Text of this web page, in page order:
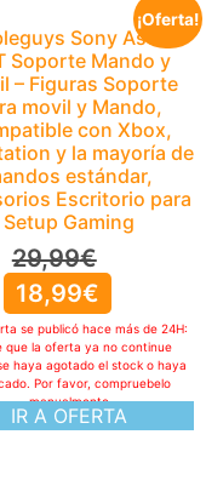
¡Oferta!
Sony Astro
Soporte Mando y
– Figuras Soporte
movil y Mando,
con Xbox,
y la mayoría de
estándar,
Escritorio para
Setup Gaming
29,99€
18,99€
IR A OFERTA
se publicó hace más de 24H:
que la oferta ya no continue
haya agotado el stock o haya
Por favor, compruebelo
manualmente